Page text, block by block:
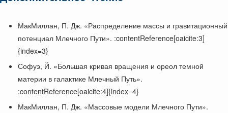
МакМиллан, П. Дж. «Распределение массы и гравитационный
потенциал Млечного Пути». :contentReference[oaicite:3]
{index=3}
Софуэ, Й. «Большая кривая вращения и ореол темной
материи в галактике Млечный Путь».
:contentReference[oaicite:4]{index=4}
МакМиллан, П. Дж. «Массовые модели Млечного Пути».